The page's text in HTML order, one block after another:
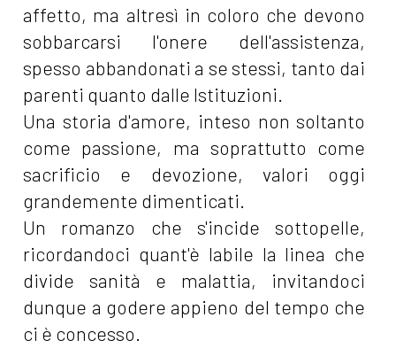
affetto, ma altresì in coloro che devono
sobbarcarsi l'onere dell'assistenza,
spesso abbandonati a se stessi, tanto dai
parenti quanto dalle Istituzioni.
Una storia d'amore, inteso non soltanto
come passione, ma soprattutto come
sacrificio e devozione, valori oggi
grandemente dimenticati.
Un romanzo che s'incide sottopelle,
ricordandoci quant'è labile la linea che
divide sanità e malattia, invitandoci
dunque a godere appieno del tempo che
ci è concesso.